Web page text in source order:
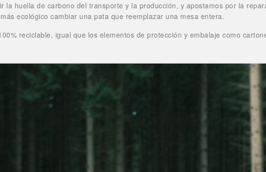
la huella de carbono del transporte y la producción, y apostamos por la
ecológico cambiar una pata que reemplazar una mesa entera.
reciclable, igual que los elementos de protección y embalaje como